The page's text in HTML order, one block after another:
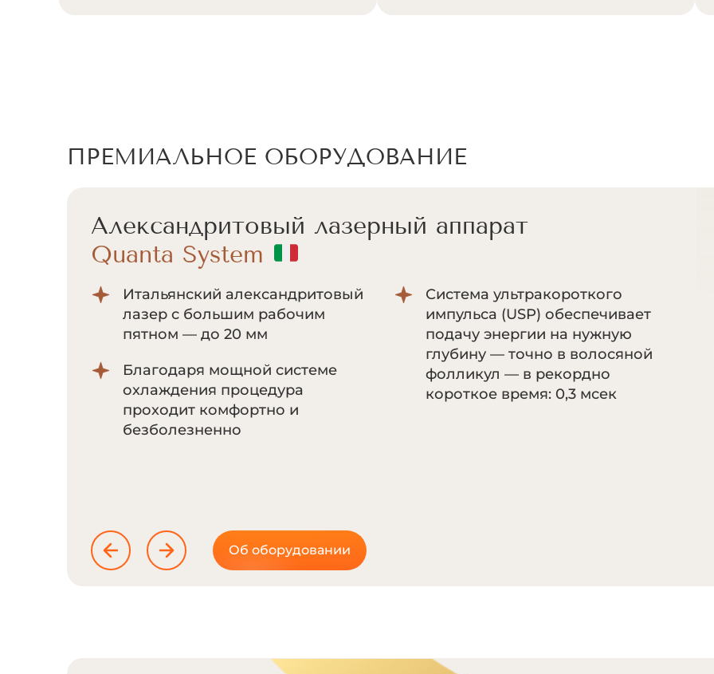
ПРЕМИАЛЬНОЕ ОБОРУДОВАНИЕ
Александритовый лазерный аппарат
Quanta System
Итальянский александритовый
лазер с большим рабочим
пятном — до 20 мм
Благодаря мощной системе
охлаждения процедура
проходит комфортно и
безболезненно
Система ультракороткого
импульса (USP) обеспечивает
подачу энергии на нужную
глубину — точно в волосяной
фолликул — в рекордно
короткое время: 0,3 мсек
Об оборудовании